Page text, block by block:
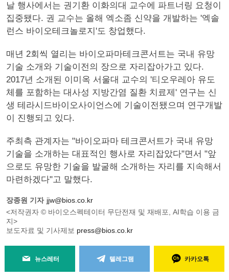
날 행사에서는 권기환 이화의대 교수에 파트너링 요청이
집중됐다. 권 교수는 올해 엑소좀 신약을 개발하는 '엑솔
런스 바이오테크놀로지'도 창업했다.
매년 2회씩 열리는 바이오파마테크콘서트는 국내 유망
기술 소개와 기술이전의 장으로 자리잡아가고 있다.
2017년 소개된 이미옥 서울대 교수의 '티오우레아 유도
체를 포함하는 대사성 지방간염 질환 치료제' 연구는 신
생 테라시드바이오사이언스에 기술이전됐으며 연구개발
이 진행되고 있다.
주최측 관계자는 "바이오파마 테크콘서트가 국내 유망
기술을 소개하는 대표적인 행사로 자리잡았다"면서 "앞
으로도 유망한 기술을 발굴해 소개하는 자리를 지속해서
마련하겠다"고 말했다.
장종원 기자 jjw@bios.co.kr
<저작권자 © 바이오스펙테이터 무단전재 및 재배포, AI학습 이용 금
지>
보도자료 및 기사제보 press@bios.co.kr
뉴스레터 텔레그램 카카오톡